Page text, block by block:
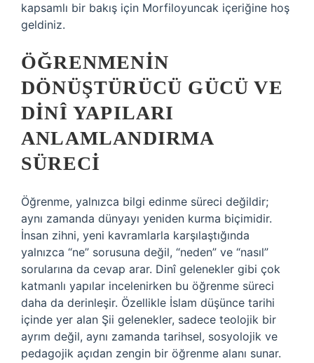
kapsamlı bir bakış için Morfiloyuncak içeriğine hoş
geldiniz.
ÖĞRENMENIN
DÖNÜŞTÜRÜCÜ GÜCÜ VE
DINÎ YAPILARI
ANLAMLANDIRMA
SÜRECI
Öğrenme, yalnızca bilgi edinme süreci değildir;
aynı zamanda dünyayı yeniden kurma biçimidir.
İnsan zihni, yeni kavramlarla karşılaştığında
yalnızca “ne” sorusuna değil, “neden” ve “nasıl”
sorularına da cevap arar. Dinî gelenekler gibi çok
katmanlı yapılar incelenirken bu öğrenme süreci
daha da derinleşir. Özellikle İslam düşünce tarihi
içinde yer alan Şii gelenekler, sadece teolojik bir
ayrım değil, aynı zamanda tarihsel, sosyolojik ve
pedagojik açıdan zengin bir öğrenme alanı sunar.